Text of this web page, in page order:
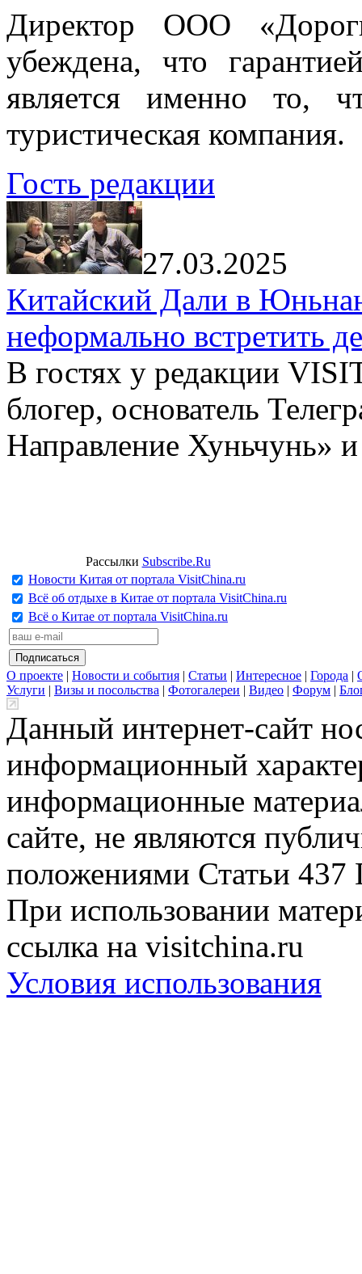
Директор ООО
убеждена, что
является именно то,
туристическая компания.
Гость редакции
27.03.2025
Китайский Дали в
неформально встретить
В гостях у редакции
блогер, основатель
Направление Хуньчунь»
Рассылки Subscribe.Ru
Новости Китая от портала VisitChina.ru
Всё об отдыхе в Китае от портала VisitChina.ru
Всё о Китае от портала VisitChina.ru
О проекте | Новости и события | Статьи | Интересное | Города |
Услуги | Визы и посольства | Фотогалереи | Видео | Форум |
Данный интернет-сайт
информационный
информационные
сайте, не являются
положениями Статьи 437
При использовании
ссылка на visitchina.ru
Условия использования